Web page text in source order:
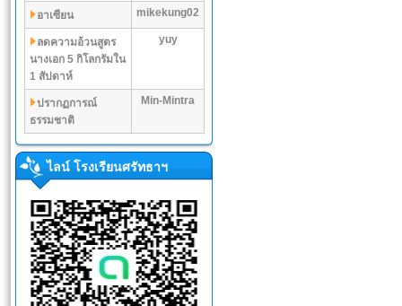
อาเซียน
mikekung02
ลดความอ้วนสูตร
นางเอก 5 กิโลกรัมใน
1 สัปดาห์
yuy
ปรากฏการณ์
ธรรมชาติ
Min-Mintra
ไลน์ โรงเรียนศรัทธาฯ